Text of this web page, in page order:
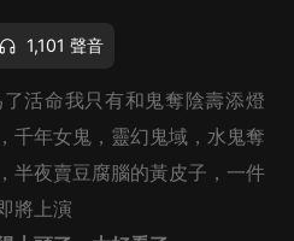
1,101 聲音
活命我只有和鬼奪陰壽添燈
千年女鬼，靈幻鬼域，水鬼奪
半夜賣豆腐腦的黃皮子，一件
將上演